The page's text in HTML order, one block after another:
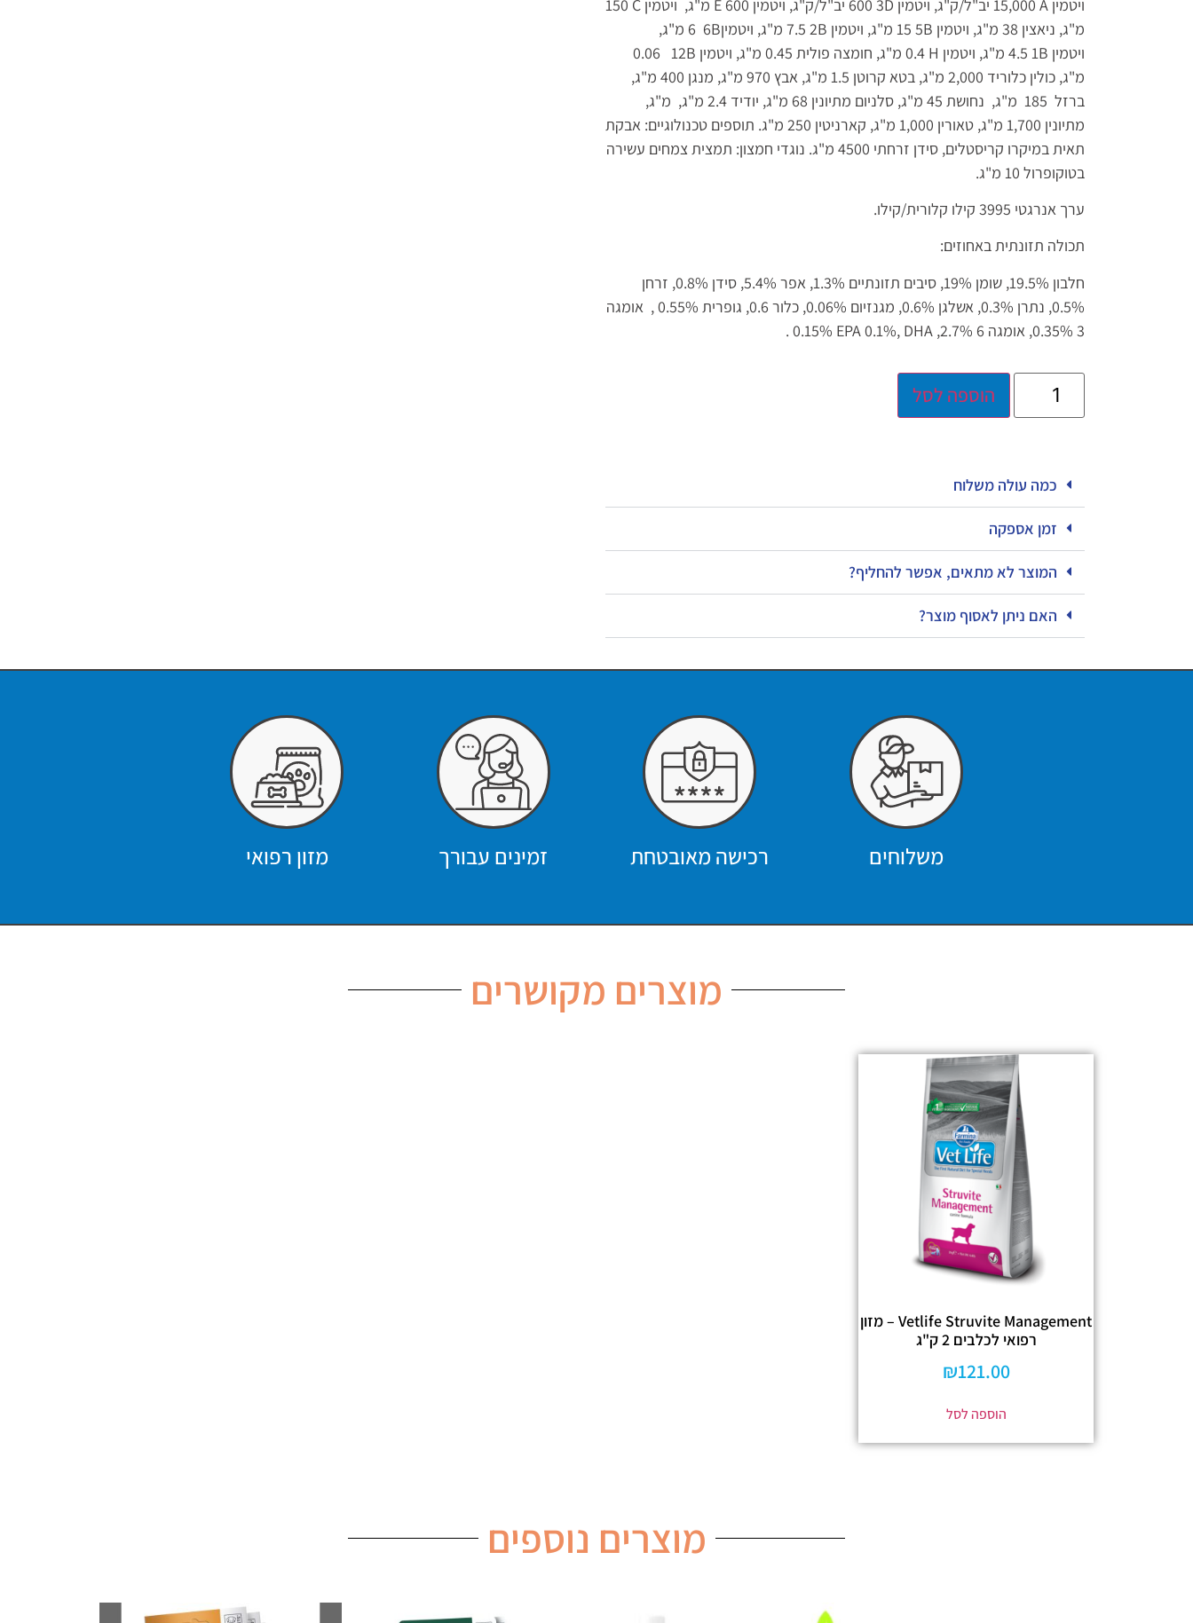
ויטמין A
D3 600 יב"ל/ק"ג, ויטמין 600 E מ"ג, ויטמין C
150
מ"ג, ניאצין 38 מ"ג, ויטמין
B5 15 מ"ג, ויטמין B2 7.5 מ"ג, ויטמין B
6 6 מ"ג,
ויטמין B1 4.5 מ"ג, ויטמין H
B
12 0.06
מ"ג, כולין כלוריד 2,000 מ"ג, בטא קרוטן 1.5 מ"ג, אבץ 970 מ"ג, מנגן 400 מ"ג,
ברזל 185 מ"ג, נחושת 45 מ"ג, סלניום מתיונין 68 מ"ג, יודיד 2.4 מ"ג, מ"ג,
מתיונין 1,700 מ"ג, טאורין 1,000 מ"ג, קארניטין 250 מ"ג. תוספים טכנולוגיים: אבקת
תאית במיקרו קריסטלים, סידן זרחתי 4500 מ"ג. נוגדי חמצון: תמצית צמחים עשירה
בטוקופרול 10 מ"ג.
ערך אנרגטי 3995 קילו קלורית/קילו.
תכולה תזונתית באחוזים:
חלבון 19.5%, שומן 19%, סיבים תזונתיים 1.3%, אפר 5.4%, סידן 0.8%, זרחן
0.5%, נתרן 0.3%, אשלגן 0.6%, מגנזיום 0.06%, כלור 0.6, גופרית 0.55% , אומגה
3 0.35%, אומגה 6 2.7%,
EPA 0.1%, DHA
הוספה לסל
כמה עולה משלוח
זמן אספקה
המוצר לא מתאים, אפשר להחליף?
האם ניתן לאסוף מוצר?
משלוחים רכישה מאובטחת זמינים עבורך מזון רפואי
מוצרים מקושרים
Vetlife Struvite Management – מזון
רפואי לכלבים 2 ק"ג
₪121.00
הוספה לסל
מוצרים נוספים